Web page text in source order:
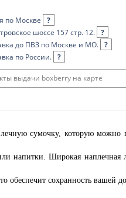
по Москве
?
шоссе 157 стр. 12. ?
до ПВЗ по Москве и МО. ?
по России. ?
выдачи boxberry на карте
сумочку, которую можно
напитки. Широкая наплечная
обеспечит сохранность вашей